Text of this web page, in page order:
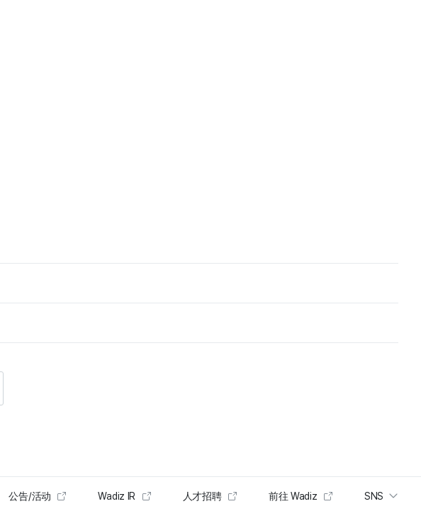
公告/活动 Wadiz IR 人才招聘 前往 Wadiz SNS